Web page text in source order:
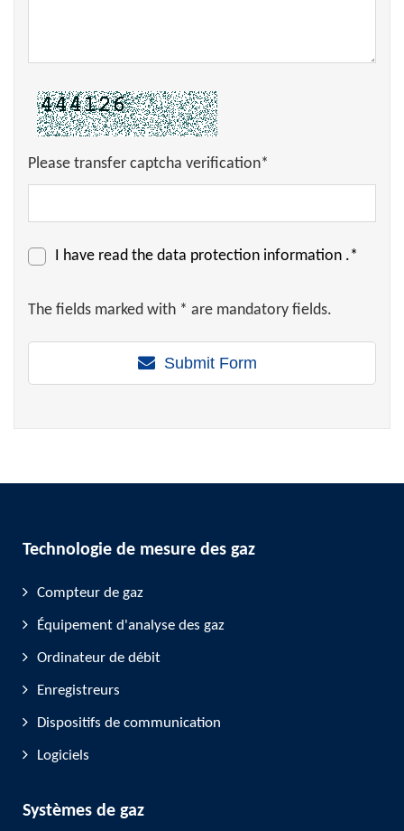
Please transfer captcha verification*
I have read the data protection information .*
The fields marked with * are mandatory fields.
Submit Form
Technologie de mesure des gaz
Compteur de gaz
Équipement d'analyse des gaz
Ordinateur de débit
Enregistreurs
Dispositifs de communication
Logiciels
Systèmes de gaz